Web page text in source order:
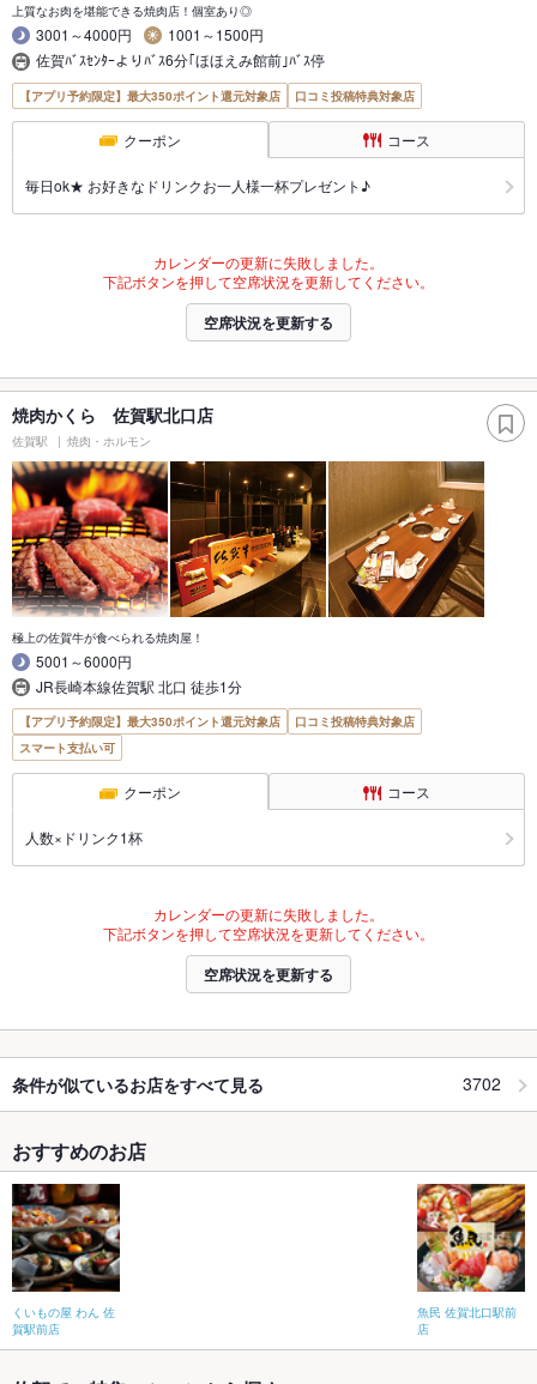
上質なお肉を堪能できる焼肉店！個室あり◎
3001～4000円
1001～1500円
佐賀ﾊﾞｽｾﾝﾀｰよりﾊﾞｽ6分｢ほほえみ館前｣ﾊﾞｽ停
【アプリ予約限定】最大350ポイント還元対象店 口コミ投稿特典対象店
クーポン コース
毎日ok★ お好きなドリンクお一人様一杯プレゼント♪
カレンダーの更新に失敗しました。
下記ボタンを押して空席状況を更新してください。
空席状況を更新する
焼肉かくら 佐賀駅北口店
佐賀駅 焼肉・ホルモン
極上の佐賀牛が食べられる焼肉屋！
5001～6000円
JR長崎本線佐賀駅 北口 徒歩1分
【アプリ予約限定】最大350ポイント還元対象店
口コミ投稿特典対象店
スマート支払い可
クーポン コース
人数×ドリンク1杯
カレンダーの更新に失敗しました。
下記ボタンを押して空席状況を更新してください。
空席状況を更新する
条件が似ているお店をすべて見る 3702
おすすめのお店
くいもの屋 わん 佐
賀駅前店
魚民 佐賀北口駅前
店